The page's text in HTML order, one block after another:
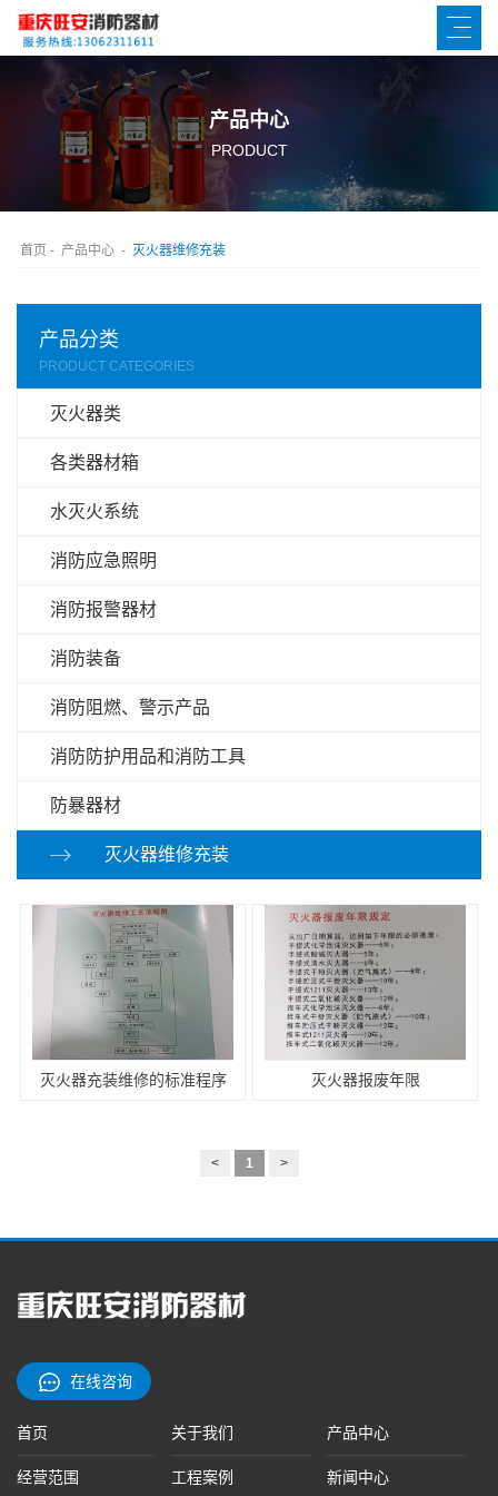
产品中心
PRODUCT
首页 - 产品中心 - 灭火器维修充装
产品分类
PRODUCT CATEGORIES
灭火器类
各类器材箱
水灭火系统
消防应急照明
消防报警器材
消防装备
消防阻燃、警示产品
消防防护用品和消防工具
防暴器材
灭火器维修充装
灭火器充装维修的标准程序 灭火器报废年限
< 1 >
在线咨询
首页 关于我们 产品中心
经营范围 工程案例 新闻中心